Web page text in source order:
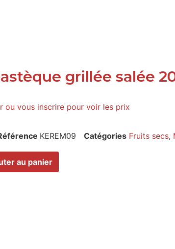
grillée salée
ou vous inscrire pour voir les prix
KEREM09 Catégories Fruits secs,
au panier